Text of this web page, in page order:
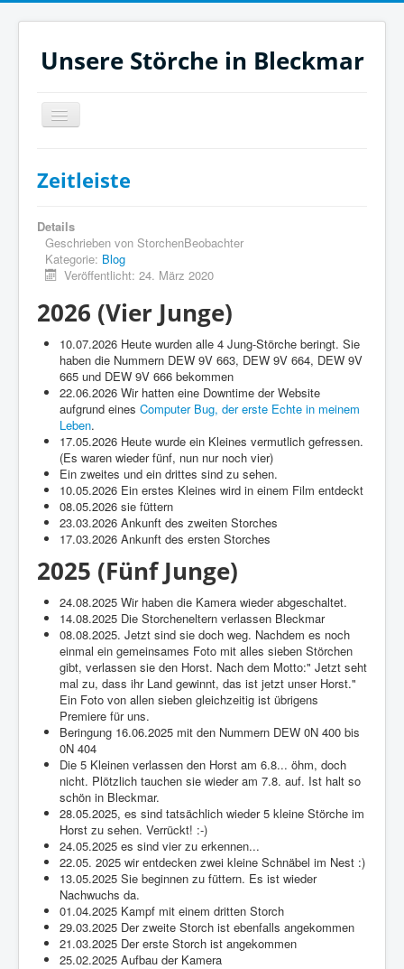
Unsere Störche in Bleckmar
Navigation
an/aus
Heute
Monat
Filme
Aktuelles
Zeitleiste
Unsere Störche
Links
Über diese Seite
Gästebuch
Zeitleiste
Details
Geschrieben von StorchenBeobachter
Kategorie: Blog
Veröffentlicht: 24. März 2020
2026 (Vier Junge)
10.07.2026 Heute wurden alle 4 Jung-Störche beringt. Sie
haben die Nummern DEW 9V 663, DEW 9V 664, DEW 9V
665 und DEW 9V 666 bekommen
22.06.2026 Wir hatten eine Downtime der Website
aufgrund eines Computer Bug, der erste Echte in meinem
Leben.
17.05.2026 Heute wurde ein Kleines vermutlich gefressen.
(Es waren wieder fünf, nun nur noch vier)
Ein zweites und ein drittes sind zu sehen.
10.05.2026 Ein erstes Kleines wird in einem Film entdeckt
08.05.2026 sie füttern
23.03.2026 Ankunft des zweiten Storches
17.03.2026 Ankunft des ersten Storches
2025 (Fünf Junge)
24.08.2025 Wir haben die Kamera wieder abgeschaltet.
14.08.2025 Die Storcheneltern verlassen Bleckmar
08.08.2025. Jetzt sind sie doch weg. Nachdem es noch
einmal ein gemeinsames Foto mit alles sieben Störchen
gibt, verlassen sie den Horst. Nach dem Motto:" Jetzt seht
mal zu, dass ihr Land gewinnt, das ist jetzt unser Horst."
Ein Foto von allen sieben gleichzeitig ist übrigens
Premiere für uns.
Beringung 16.06.2025 mit den Nummern DEW 0N 400 bis
0N 404
Die 5 Kleinen verlassen den Horst am 6.8... öhm, doch
nicht. Plötzlich tauchen sie wieder am 7.8. auf. Ist halt so
schön in Bleckmar.
28.05.2025, es sind tatsächlich wieder 5 kleine Störche im
Horst zu sehen. Verrückt! :-)
24.05.2025 es sind vier zu erkennen...
22.05. 2025 wir entdecken zwei kleine Schnäbel im Nest :)
13.05.2025 Sie beginnen zu füttern. Es ist wieder
Nachwuchs da.
01.04.2025 Kampf mit einem dritten Storch
29.03.2025 Der zweite Storch ist ebenfalls angekommen
21.03.2025 Der erste Storch ist angekommen
25.02.2025 Aufbau der Kamera